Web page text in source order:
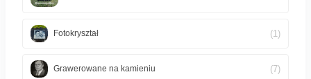
Fotokryształ (1)
Grawerowane na kamieniu (7)